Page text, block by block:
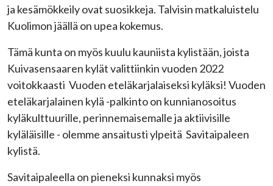
ja kesämökkeily ovat suosikkeja. Talvisin matkaluistelu
Kuolimon jäällä on upea kokemus.
Tämä kunta on myös kuulu kauniista kylistään, joista
Kuivasensaaren kylät valittiinkin vuoden 2022
voitokkaasti Vuoden eteläkarjalaiseksi kyläksi! Vuoden
eteläkarjalainen kylä -palkinto on kunnianosoitus
kyläkulttuurille, perinnemaisemalle ja aktiivisille
kyläläisille - olemme ansaitusti ylpeitä Savitaipaleen
kylistä.
Savitaipaleella on pieneksi kunnaksi myös